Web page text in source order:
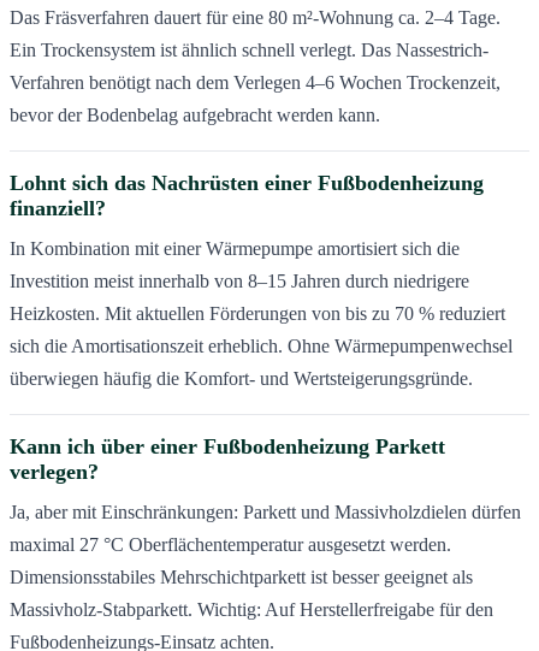
Das Fräsverfahren dauert für eine 80 m²-Wohnung ca. 2–4 Tage.
Ein Trockensystem ist ähnlich schnell verlegt. Das Nassestrich-
Verfahren benötigt nach dem Verlegen 4–6 Wochen Trockenzeit,
bevor der Bodenbelag aufgebracht werden kann.
Lohnt sich das Nachrüsten einer Fußbodenheizung
finanziell?
In Kombination mit einer Wärmepumpe amortisiert sich die
Investition meist innerhalb von 8–15 Jahren durch niedrigere
Heizkosten. Mit aktuellen Förderungen von bis zu 70 % reduziert
sich die Amortisationszeit erheblich. Ohne Wärmepumpenwechsel
überwiegen häufig die Komfort- und Wertsteigerungsgründe.
Kann ich über einer Fußbodenheizung Parkett
verlegen?
Ja, aber mit Einschränkungen: Parkett und Massivholzdielen dürfen
maximal 27 °C Oberflächentemperatur ausgesetzt werden.
Dimensionsstabiles Mehrschichtparkett ist besser geeignet als
Massivholz-Stabparkett. Wichtig: Auf Herstellerfreigabe für den
Fußbodenheizungs-Einsatz achten.